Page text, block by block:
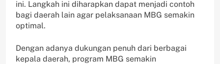
ini. Langkah ini diharapkan dapat menjadi contoh
bagi daerah lain agar pelaksanaan MBG semakin
optimal.
Dengan adanya dukungan penuh dari berbagai
kepala daerah, program MBG semakin